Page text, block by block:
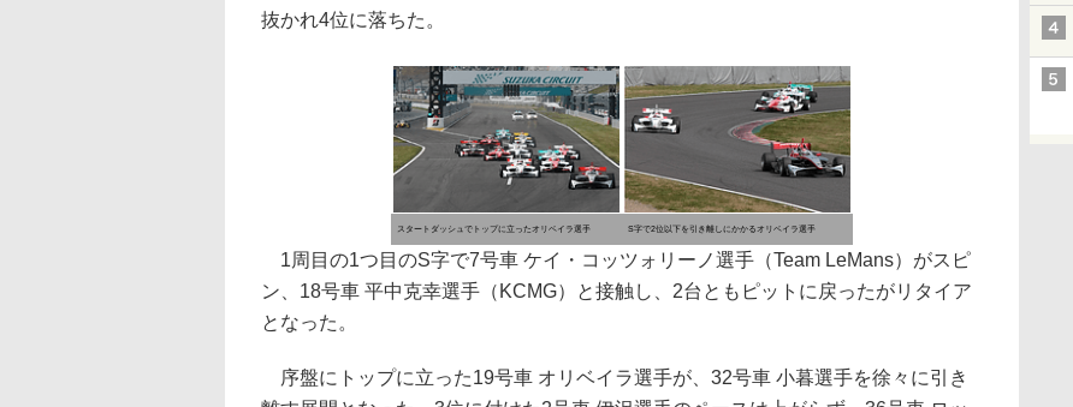
抜かれ4位に落ちた。
スタートダッシュでトップに立ったオリベイラ選手 S字で2位以下を引き離しにかかるオリベイラ選手
1周目の1つ目のS字で7号車 ケイ・コッツォリーノ選手（Team LeMans）がスピ
ン、18号車 平中克幸選手（KCMG）と接触し、2台ともピットに戻ったがリタイア
となった。
序盤にトップに立った19号車 オリベイラ選手が、32号車 小暮選手を徐々に引き